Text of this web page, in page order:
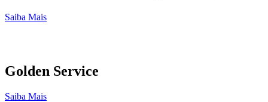
Saiba Mais
Golden Service
Saiba Mais